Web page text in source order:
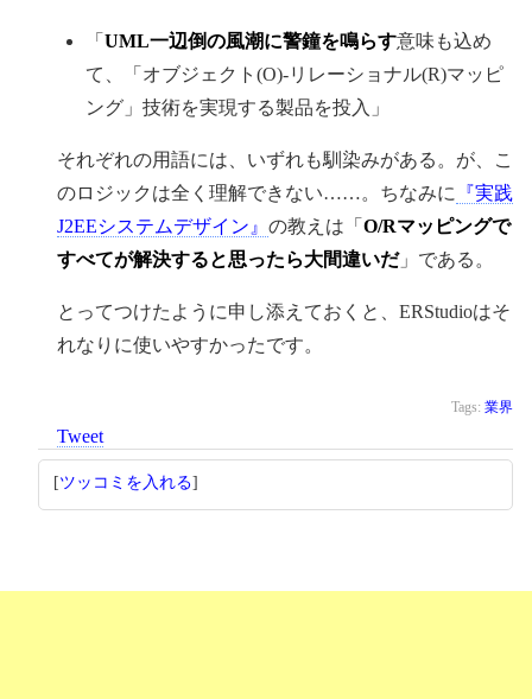
「 UML一辺倒の風潮に警鐘を鳴らす意味も込め
て、「オブジェクト(O)-リレーショナル(R)マッピ
ング」技術を実現する製品を投入」
それぞれの用語には、いずれも馴染みがある。が、こ
のロジックは全く理解できない……。ちなみに
『実践
J2EEシステムデザイン』 の教えは「 O/Rマッピングで
すべてが解決すると思ったら大間違いだ」である。
とってつけたように申し添えておくと、ERStudioはそ
れなりに使いやすかったです。
Tags: 業界
Tweet
[ツッコミを入れる]